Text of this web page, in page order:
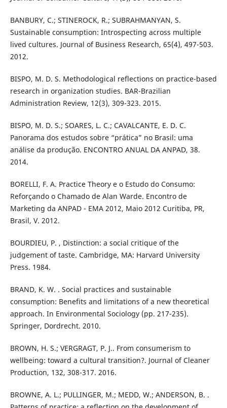
BANBURY, C.; STINEROCK, R.; SUBRAHMANYAN, S.
Sustainable consumption: Introspecting across multiple
lived cultures. Journal of Business Research, 65(4), 497-503.
2012.
BISPO, M. D. S. Methodological reflections on practice-based
research in organization studies. BAR-Brazilian
Administration Review, 12(3), 309-323. 2015.
BISPO, M. D. S.; SOARES, L. C.; CAVALCANTE, E. D. C.
Panorama dos estudos sobre “prática” no Brasil: uma
análise da produção. ENCONTRO ANUAL DA ANPAD, 38.
2014.
BORELLI, F. A. Practice Theory e o Estudo do Consumo:
Reforçando o Chamado de Alan Warde. Encontro de
Marketing da ANPAD - EMA 2012, Maio 2012 Curitiba, PR,
Brasil, V. 2012.
BOURDIEU, P. , Distinction: a social critique of the
judgement of taste. Cambridge, MA: Harvard University
Press. 1984.
BRAND, K. W. . Social practices and sustainable
consumption: Benefits and limitations of a new theoretical
approach. In Environmental Sociology (pp. 217-235).
Springer, Dordrecht. 2010.
BROWN, H. S.; VERGRAGT, P. J.. From consumerism to
wellbeing: toward a cultural transition?. Journal of Cleaner
Production, 132, 308-317. 2016.
BROWNE, A. L.; PULLINGER, M.; MEDD, W.; ANDERSON, B. .